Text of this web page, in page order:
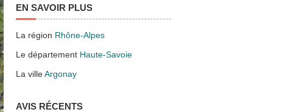
EN SAVOIR PLUS
La région Rhône-Alpes
Le département Haute-Savoie
La villeArgonay
AVIS RÉCENTS